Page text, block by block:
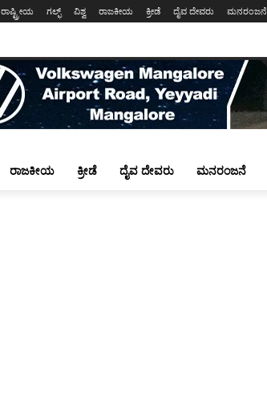
ರಾಷ್ಟ್ರೀಯ ಗಲ್ಫ್ ವಿಶ್ವ ರಾಜಕೀಯ ಕ್ರೀಡೆ ದೈವ ದೇವರು ಮನರಂಜನೆ
ರಾಜಕೀಯ ಕ್ರೀಡೆ ದೈವ ದೇವರು ಮನರಂಜನೆ